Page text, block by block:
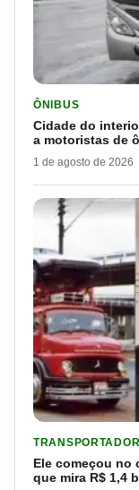
ÔNIBUS
Cidade do
a motoristas de
1 de agosto de 2026
Ele começou no
que mira R$ 1,4